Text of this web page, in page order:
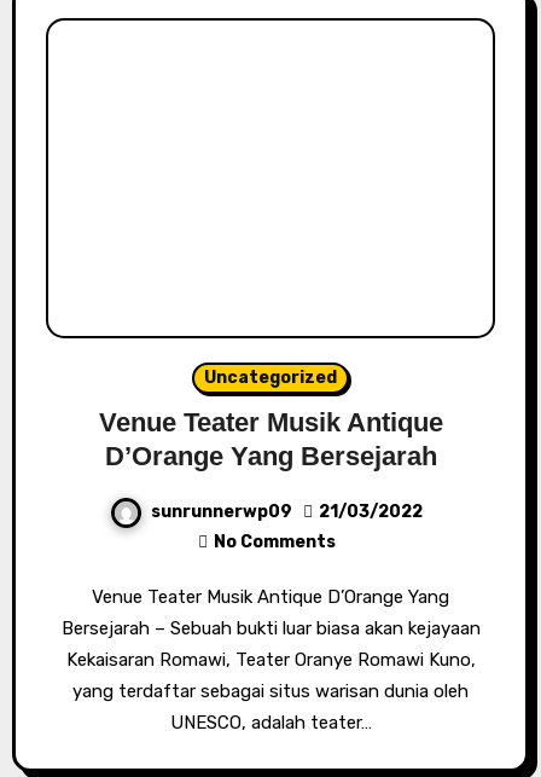
Uncategorized
Venue Teater Musik Antique
D’Orange Yang Bersejarah
sunrunnerwp09
21/03/2022
No Comments
Venue Teater Musik Antique D’Orange Yang
Bersejarah – Sebuah bukti luar biasa akan kejayaan
Kekaisaran Romawi, Teater Oranye Romawi Kuno,
yang terdaftar sebagai situs warisan dunia oleh
UNESCO, adalah teater…